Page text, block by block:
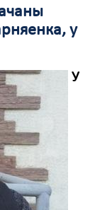
у
У